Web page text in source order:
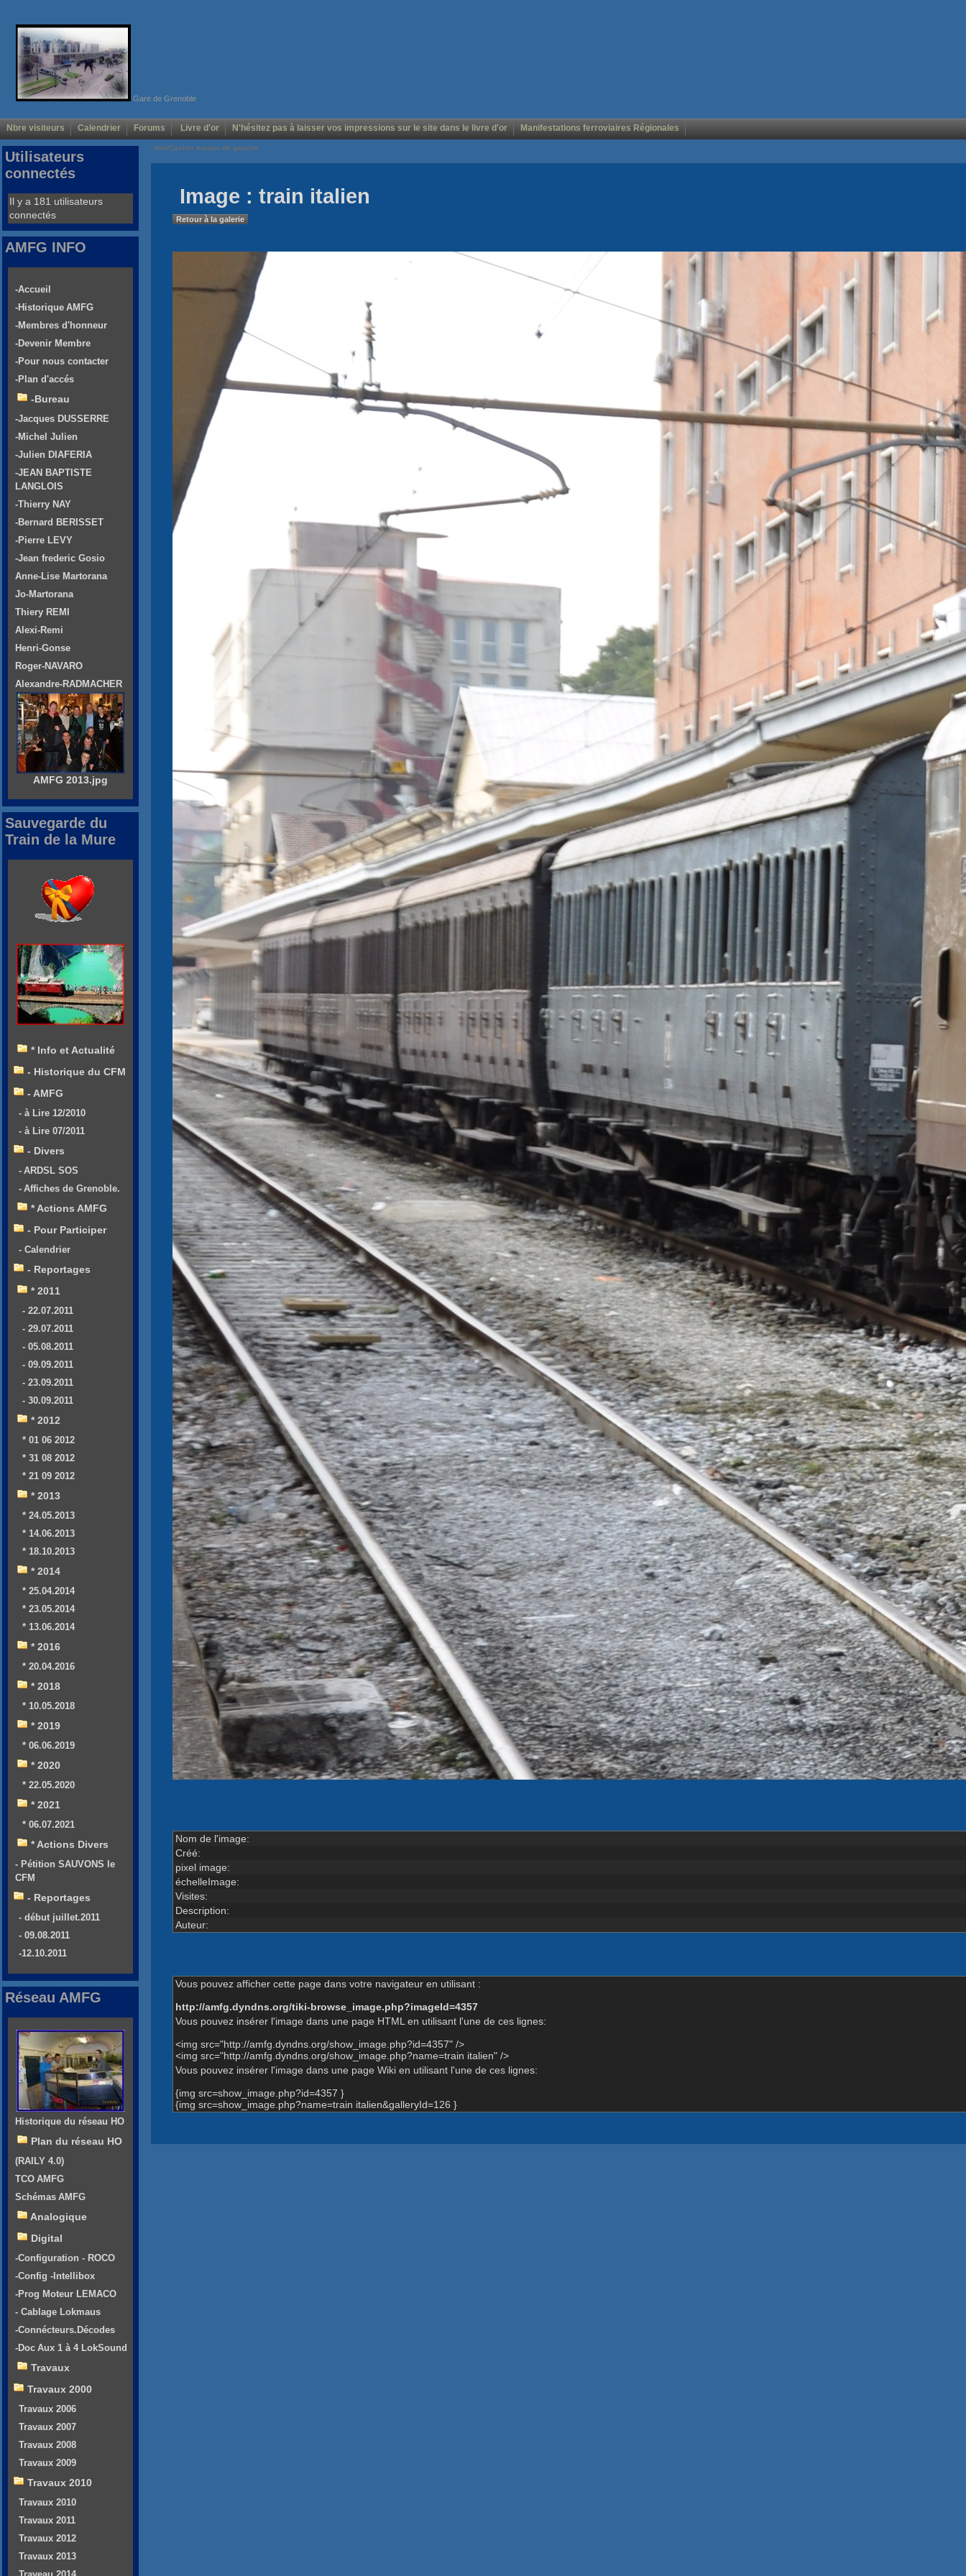
Gare de Grenoble
Nbre visiteurs Calendrier Forums Livre d'or N'hésitez pas à laisser vos impressions sur le site dans le livre d'or Manifestations ferroviaires Régionales
Voir/Cacher menus de gauche
Image : train italien
Retour à la galerie
Nom de l'image:
Créé:
pixel image:
échelleImage:
Visites:
Description:
Auteur:
Vous pouvez afficher cette page dans votre navigateur en utilisant :
http://amfg.dyndns.org/tiki-browse_image.php?imageId=4357
Vous pouvez insérer l'image dans une page HTML en utilisant l'une de ces lignes:
<img src="http://amfg.dyndns.org/show_image.php?id=4357" />
<img src="http://amfg.dyndns.org/show_image.php?name=train italien" />
Vous pouvez insérer l'image dans une page Wiki en utilisant l'une de ces lignes:
{img src=show_image.php?id=4357 }
{img src=show_image.php?name=train italien&galleryId=126 }
Utilisateurs
connectés
Il y a 181 utilisateurs
connectés
AMFG INFO
-Accueil
-Historique AMFG
-Membres d'honneur
-Devenir Membre
-Pour nous contacter
-Plan d'accés
-Bureau
-Jacques DUSSERRE
-Michel Julien
-Julien DIAFERIA
-JEAN BAPTISTE
LANGLOIS
-Thierry NAY
-Bernard BERISSET
-Pierre LEVY
-Jean frederic Gosio
Anne-Lise Martorana
Jo-Martorana
Thiery REMI
Alexi-Remi
Henri-Gonse
Roger-NAVARO
Alexandre-RADMACHER
AMFG 2013.jpg
Sauvegarde du
Train de la Mure
* Info et Actualité
- Historique du CFM
- AMFG
- à Lire 12/2010
- à Lire 07/2011
- Divers
- ARDSL SOS
- Affiches de Grenoble.
* Actions AMFG
- Pour Participer
- Calendrier
- Reportages
* 2011
- 22.07.2011
- 29.07.2011
- 05.08.2011
- 09.09.2011
- 23.09.2011
- 30.09.2011
* 2012
* 01 06 2012
* 31 08 2012
* 21 09 2012
* 2013
* 24.05.2013
* 14.06.2013
* 18.10.2013
* 2014
* 25.04.2014
* 23.05.2014
* 13.06.2014
* 2016
* 20.04.2016
* 2018
* 10.05.2018
* 2019
* 06.06.2019
* 2020
* 22.05.2020
* 2021
* 06.07.2021
* Actions Divers
- Pétition SAUVONS le
CFM
- Reportages
- début juillet.2011
- 09.08.2011
-12.10.2011
Réseau AMFG
Historique du réseau HO
Plan du réseau HO
(RAILY 4.0)
TCO AMFG
Schémas AMFG
Analogique
Digital
-Configuration - ROCO
-Config -Intellibox
-Prog Moteur LEMACO
- Cablage Lokmaus
-Connécteurs.Décodes
-Doc Aux 1 à 4 LokSound
Travaux
Travaux 2000
Travaux 2006
Travaux 2007
Travaux 2008
Travaux 2009
Travaux 2010
Travaux 2010
Travaux 2011
Travaux 2012
Travaux 2013